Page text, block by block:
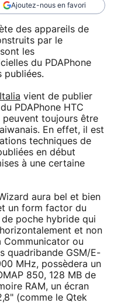
Ajoutez-nous en favori
des appareils de
par le
les
du PDAPhone
publiées.
vient de publier
PDAPhone HTC
toujours être
En effet, il est
techniques de
en début
à une certaine
aura bel et bien
un form factor du
poche hybride qui
et non
Communicator ou
quadribande GSM/E-
MHz, possèdera un
850, 128 MB de
RAM, un écran
(comme le Qtek